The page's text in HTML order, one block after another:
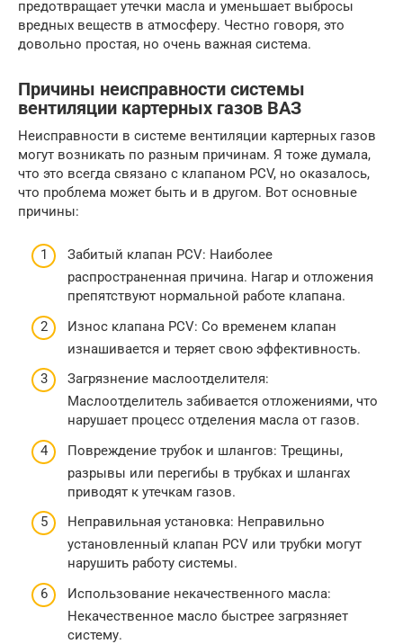
предотвращает утечки масла и уменьшает выбросы
вредных веществ в атмосферу. Честно говоря, это
довольно простая, но очень важная система.
Причины неисправности системы
вентиляции картерных газов ВАЗ
Неисправности в системе вентиляции картерных газов
могут возникать по разным причинам. Я тоже думала,
что это всегда связано с клапаном PCV, но оказалось,
что проблема может быть и в другом. Вот основные
причины:
Забитый клапан PCV: Наиболее
распространенная причина. Нагар и отложения
препятствуют нормальной работе клапана.
Износ клапана PCV: Со временем клапан
изнашивается и теряет свою эффективность.
Загрязнение маслоотделителя:
Маслоотделитель забивается отложениями, что
нарушает процесс отделения масла от газов.
Повреждение трубок и шлангов: Трещины,
разрывы или перегибы в трубках и шлангах
приводят к утечкам газов.
Неправильная установка: Неправильно
установленный клапан PCV или трубки могут
нарушить работу системы.
Использование некачественного масла:
Некачественное масло быстрее загрязняет
систему.